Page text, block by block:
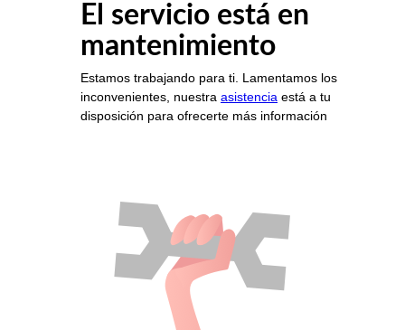
El servicio está en
mantenimiento
Estamos trabajando para ti. Lamentamos los
inconvenientes, nuestra asistencia está a tu
disposición para ofrecerte más información